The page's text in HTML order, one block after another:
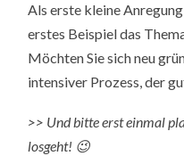
Als erste kleine
erstes Beispiel das
Möchten Sie sich neu
intensiver Prozess, der
>> Und bitte erst einmal
losgeht! 😉